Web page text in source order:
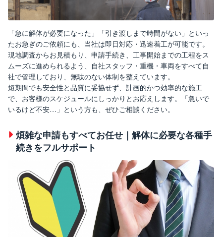
「急に解体が必要になった」「引き渡しまで時間がない」といっ
たお急ぎのご依頼にも、当社は即日対応・迅速着工が可能です。
現地調査からお見積もり、申請手続き、工事開始までの工程をス
ムーズに進められるよう、自社スタッフ・重機・車両をすべて自
社で管理しており、無駄のない体制を整えています。
短期間でも安全性と品質に妥協せず、計画的かつ効率的な施工
で、お客様のスケジュールにしっかりとお応えします。「急いで
いるけど不安…」という方も、ぜひご相談ください。
煩雑な申請もすべてお任せ｜解体に必要な各種手
続きをフルサポート